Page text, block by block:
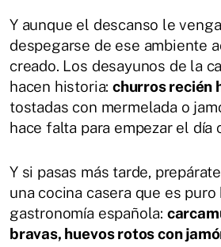
Y aunque el descanso le
despegarse de ese ambiente
creado. Los desayunos de la
hacen historia: churros recién
tostadas con mermelada o
hace falta para empezar el día
Y si pasas más tarde,
una cocina casera que es puro
gastronomía española:
bravas, huevos rotos con